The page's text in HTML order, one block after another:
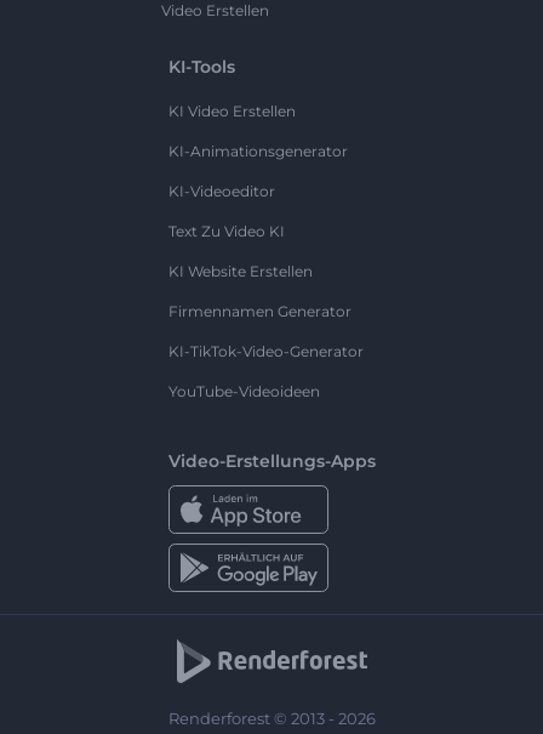
Video Erstellen
KI-Tools
KI Video Erstellen
KI-Animationsgenerator
KI-Videoeditor
Text Zu Video KI
KI Website Erstellen
Firmennamen Generator
KI-TikTok-Video-Generator
YouTube-Videoideen
Video-Erstellungs-Apps
Renderforest © 2013 - 2026